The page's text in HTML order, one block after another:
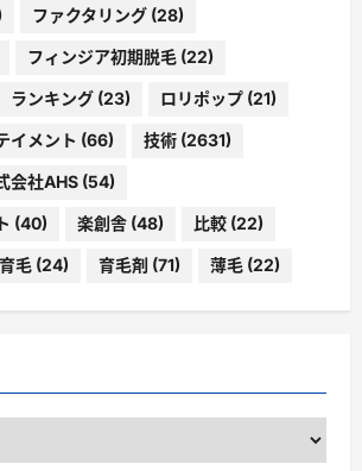
ファクタリング (28)
フィンジア初期脱毛 (22)
ランキング (23) ロリポップ (21)
イメント (66) 技術 (2631)
会社AHS (54)
(40) 楽創舎 (48) 比較 (22)
育毛 (24) 育毛剤 (71) 薄毛 (22)